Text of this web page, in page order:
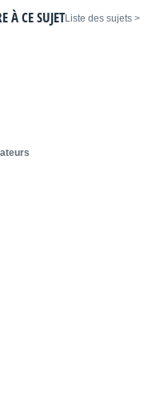
< Liste des sujets
À CE SUJET